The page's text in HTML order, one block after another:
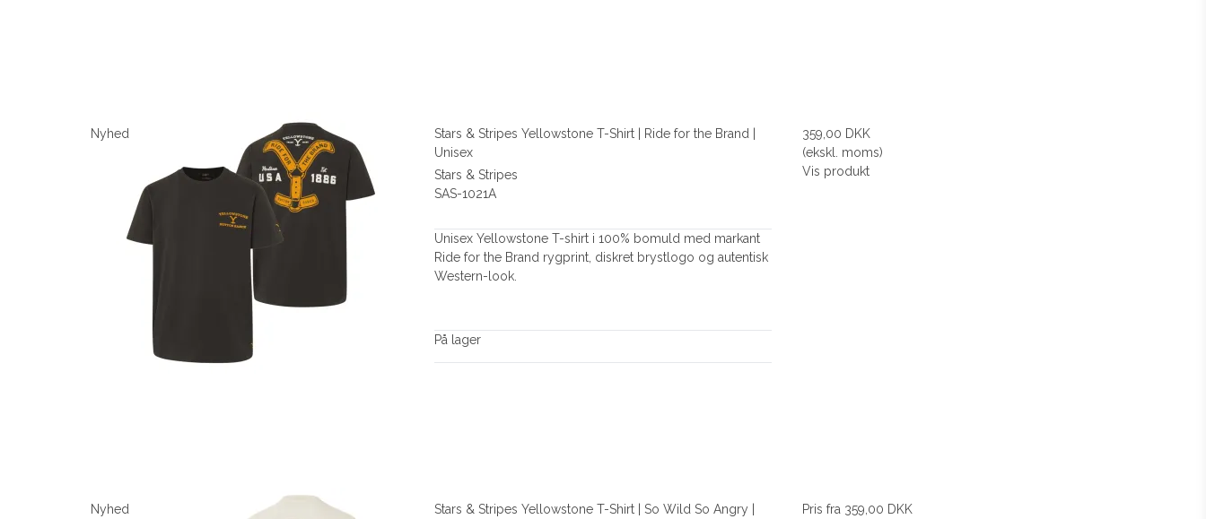
Nyhed
Stars & Stripes Yellowstone T-Shirt | Ride for the Brand |
Unisex
Stars & Stripes
SAS-1021A
Unisex Yellowstone T-shirt i 100% bomuld med markant
Ride for the Brand rygprint, diskret brystlogo og autentisk
Western-look.
På lager
359,00 DKK
(ekskl. moms)
Vis produkt
Nyhed
Stars & Stripes Yellowstone T-Shirt | So Wild So Angry |
Pris fra 359,00 DKK